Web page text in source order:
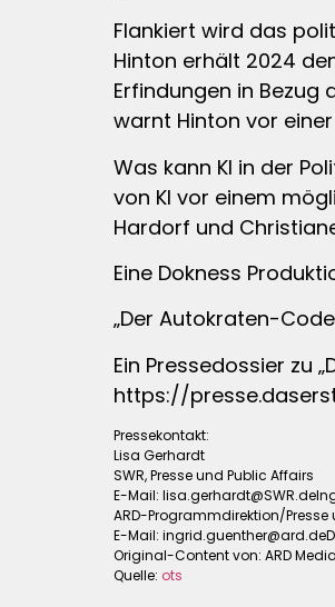
Flankiert wird das
Hinton erhält 2024
Erfindungen in Bezug
warnt Hinton vor
Was kann KI in der
von KI vor einem
Hardorf und
Eine Dokness
„Der Autokraten-
Ein Pressedossier zu
https://
Pressekontakt:
Lisa Gerhardt
SWR, Presse und Public Affairs
E-Mail:
ARD-Programmdirektion/
E-Mail:
Original-Content von: ARD
Quelle: ots